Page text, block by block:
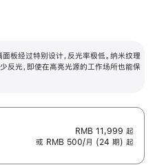
板经过特别设计，反光率极低。纳米纹理
反光，即使在高亮光源的工作场所也能保
RMB 11,999 起
或 RMB 500/月 (24 期) 起